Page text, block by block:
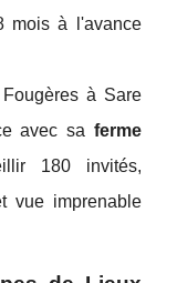
mois à l'avance
à Sare
avec sa ferme
180 invités,
vue imprenable